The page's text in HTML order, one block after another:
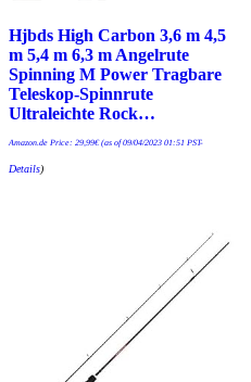
Hjbds High Carbon 3,6 m 4,5
m 5,4 m 6,3 m Angelrute
Spinning M Power Tragbare
Teleskop-Spinnrute
Ultraleichte Rock…
Amazon.de Price: 29,99€(as of 09/04/2023 01:51 PST-
Details)